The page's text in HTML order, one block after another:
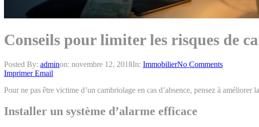
Conseils pour limiter les risques de
Posted By: adminon: novembre 12, 2018In: ImmobilierNo Comments
Imprimer Email
Pour ne pas être victime d’un cambriolage en cas d’absence, pensez à
Installer un système d’alarme efficace